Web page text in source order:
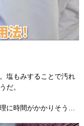
塩もみすることで汚れ
だ。
に時間がかかりそう…